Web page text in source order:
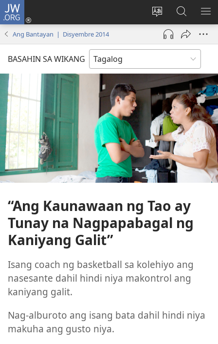
JW.ORG
Baguhin
ang
wika
ng
Mag-
log
bubukas
bagong
window)
sa
JW.ORG
Ang Bantayan | Disyembre 2014
BASAHIN SA WIKANG
“Ang Kaunawaan ng Tao ay
Tunay na Nagpapabagal ng
Kaniyang Galit”
Isang coach ng basketball sa kolehiyo ang
nasesante dahil hindi niya makontrol ang
kaniyang galit.
Nag-alburoto ang isang bata dahil hindi niya
makuha ang gusto niya.